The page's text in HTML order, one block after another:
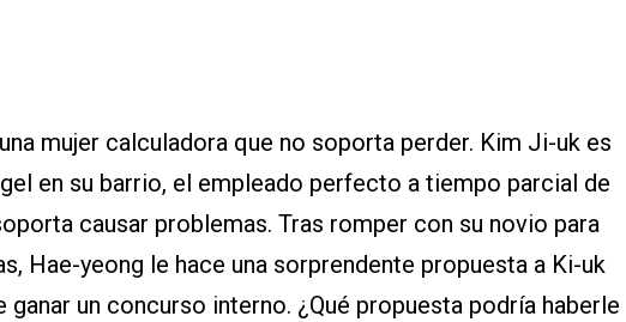
mujer calculadora que no soporta perder. Kim Ji-uk es
en su barrio, el empleado perfecto a tiempo parcial de
causar problemas. Tras romper con su novio para
Hae-yeong le hace una sorprendente propuesta a Ki-uk
un concurso interno. ¿Qué propuesta podría haberle